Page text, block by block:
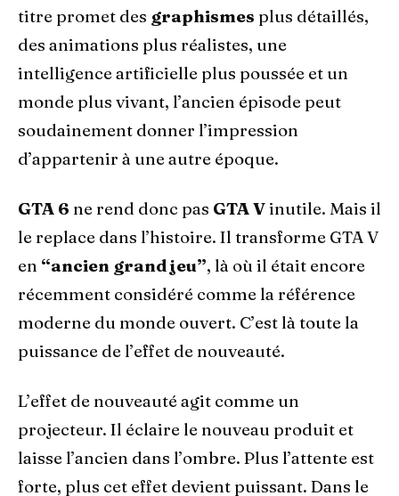
titre promet des graphismes plus détaillés,
des animations plus réalistes, une
intelligence artificielle plus poussée et un
monde plus vivant, l’ancien épisode peut
soudainement donner l’impression
d’appartenir à une autre époque.
GTA 6 ne rend donc pas GTA Vinutile. Mais il
le replace dans l’histoire. Il transforme GTA V
en “ancien grand jeu”, là où il était encore
récemment considéré comme la référence
moderne du monde ouvert. C’est là toute la
puissance de l’effet de nouveauté.
L’effet de nouveauté agit comme un
projecteur. Il éclaire le nouveau produit et
laisse l’ancien dans l’ombre. Plus l’attente est
forte, plus cet effet devient puissant. Dans le